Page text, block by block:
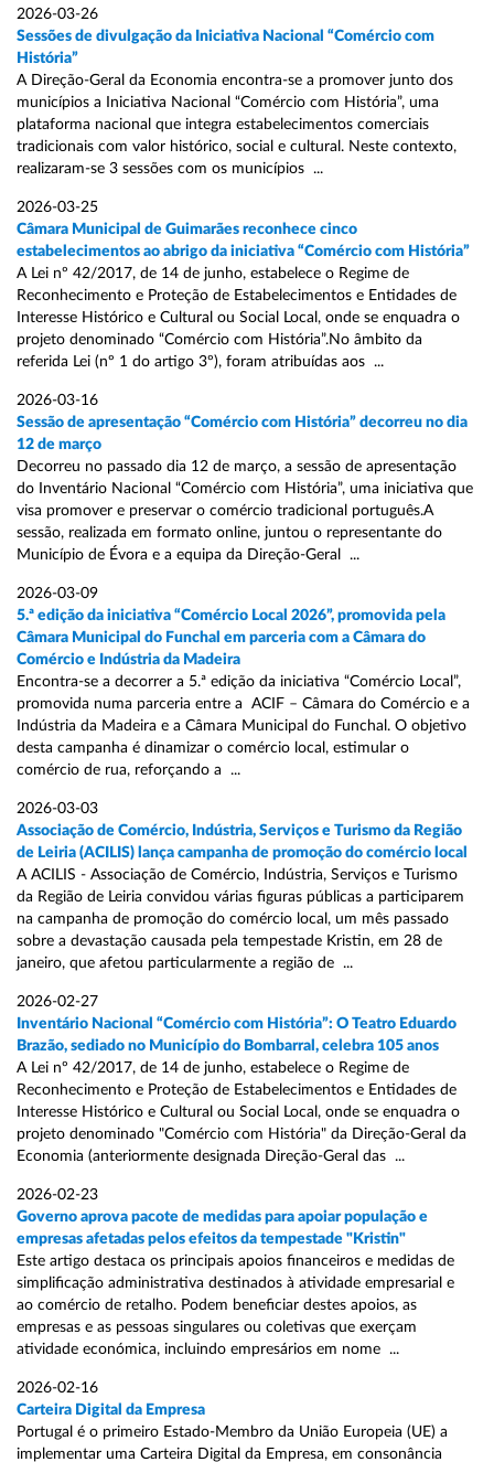
2026-03-26
Sessões de divulgação da Iniciativa Nacional “Comércio com
História”
A Direção-Geral da Economia encontra-se a promover junto dos
municípios a Iniciativa Nacional “Comércio com História”, uma
plataforma nacional que integra estabelecimentos comerciais
tradicionais com valor histórico, social e cultural. Neste contexto,
realizaram-se 3 sessões com os municípios ...
2026-03-25
Câmara Municipal de Guimarães reconhece cinco
estabelecimentos ao abrigo da iniciativa “Comércio com História”
A Lei nº 42/2017, de 14 de junho, estabelece o Regime de
Reconhecimento e Proteção de Estabelecimentos e Entidades de
Interesse Histórico e Cultural ou Social Local, onde se enquadra o
projeto denominado “Comércio com História”.No âmbito da
referida Lei (nº 1 do artigo 3º), foram atribuídas aos ...
2026-03-16
Sessão de apresentação “Comércio com História” decorreu no dia
12 de março
Decorreu no passado dia 12 de março, a sessão de apresentação
do Inventário Nacional “Comércio com História”, uma iniciativa que
visa promover e preservar o comércio tradicional português.A
sessão, realizada em formato online, juntou o representante do
Município de Évora e a equipa da Direção-Geral ...
2026-03-09
5.ª edição da iniciativa “Comércio Local 2026”, promovida pela
Câmara Municipal do Funchal em parceria com a Câmara do
Comércio e Indústria da Madeira
Encontra-se a decorrer a 5.ª edição da iniciativa “Comércio Local”,
promovida numa parceria entre a ACIF – Câmara do Comércio e a
Indústria da Madeira e a Câmara Municipal do Funchal. O objetivo
desta campanha é dinamizar o comércio local, estimular o
comércio de rua, reforçando a ...
2026-03-03
Associação de Comércio, Indústria, Serviços e Turismo da Região
de Leiria (ACILIS) lança campanha de promoção do comércio local
A ACILIS - Associação de Comércio, Indústria, Serviços e Turismo
da Região de Leiria convidou várias figuras públicas a participarem
na campanha de promoção do comércio local, um mês passado
sobre a devastação causada pela tempestade Kristin, em 28 de
janeiro, que afetou particularmente a região de ...
2026-02-27
Inventário Nacional “Comércio com História”: O Teatro Eduardo
Brazão, sediado no Município do Bombarral, celebra 105 anos
A Lei nº 42/2017, de 14 de junho, estabelece o Regime de
Reconhecimento e Proteção de Estabelecimentos e Entidades de
Interesse Histórico e Cultural ou Social Local, onde se enquadra o
projeto denominado "Comércio com História" da Direção-Geral da
Economia (anteriormente designada Direção-Geral das ...
2026-02-23
Governo aprova pacote de medidas para apoiar população e
empresas afetadas pelos efeitos da tempestade "Kristin"
Este artigo destaca os principais apoios financeiros e medidas de
simplificação administrativa destinados à atividade empresarial e
ao comércio de retalho. Podem beneficiar destes apoios, as
empresas e as pessoas singulares ou coletivas que exerçam
atividade económica, incluindo empresários em nome ...
2026-02-16
Carteira Digital da Empresa
Portugal é o primeiro Estado-Membro da União Europeia (UE) a
implementar uma Carteira Digital da Empresa, em consonância